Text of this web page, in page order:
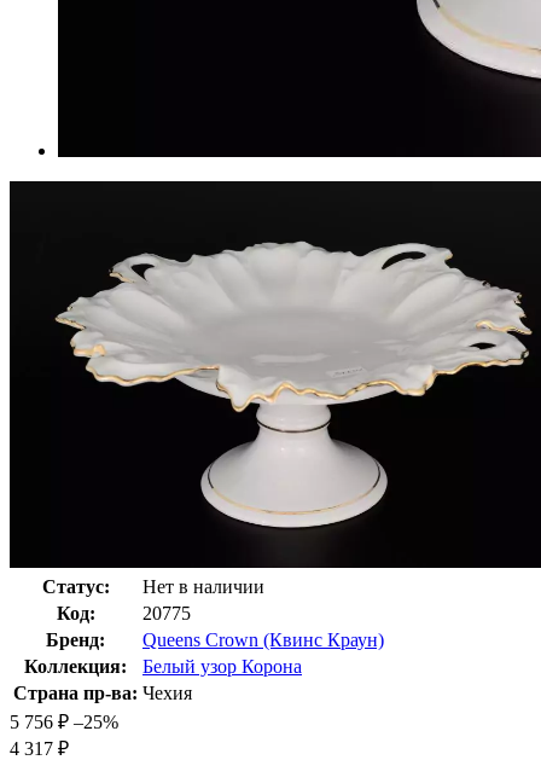
Статус:
Нет в наличии
Код:
20775
Бренд:
Queens Crown (Квинс Краун)
Коллекция:
Белый узор Корона
Страна пр-ва: Чехия
5 756 ₽ –25%
4 317 ₽